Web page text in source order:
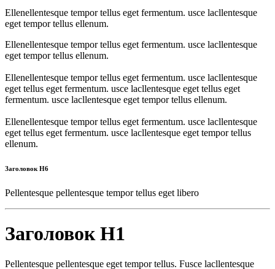
Ellenellentesque tempor tellus eget fermentum. usce lacllentesque
eget tempor tellus ellenum.
Ellenellentesque tempor tellus eget fermentum. usce lacllentesque
eget tempor tellus ellenum.
Ellenellentesque tempor tellus eget fermentum. usce lacllentesque
eget tellus eget fermentum. usce lacllentesque eget tellus eget
fermentum. usce lacllentesque eget tempor tellus ellenum.
Ellenellentesque tempor tellus eget fermentum. usce lacllentesque
eget tellus eget fermentum. usce lacllentesque eget tempor tellus
ellenum.
Заголовок H6
Pellentesque pellentesque tempor tellus eget libero
Заголовок H1
Pellentesque pellentesque eget tempor tellus. Fusce lacllentesque